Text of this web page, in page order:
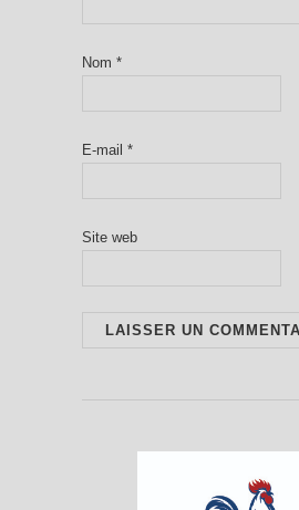
Nom *
E-mail *
Site web